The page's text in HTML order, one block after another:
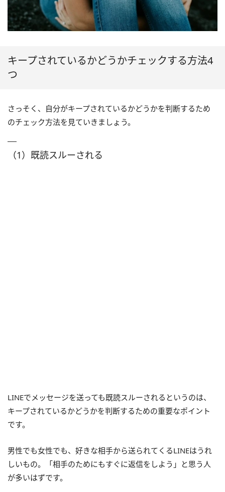
キープされているかどうかチェックする方法4
つ
さっそく、自分がキープされているかどうかを判断するため
のチェック方法を見ていきましょう。
（1）既読スルーされる
LINEでメッセージを送っても既読スルーされるというのは、
キープされているかどうかを判断するための重要なポイント
です。
男性でも女性でも、好きな相手から送られてくるLINEはうれ
しいもの。「相手のためにもすぐに返信をしよう」と思う人
が多いはずです。